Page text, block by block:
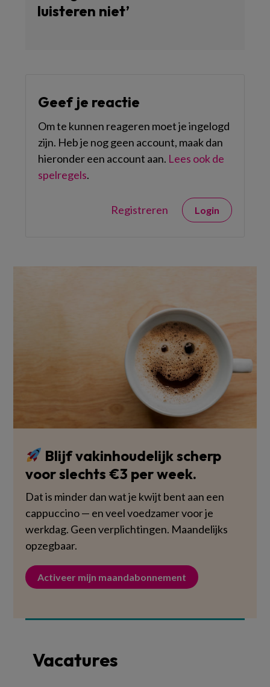
luisteren niet’
Geef je reactie
Om te kunnen reageren moet je ingelogd
zijn. Heb je nog geen account, maak dan
hieronder een account aan. Lees ook de
spelregels.
Registreren Login
Blijf vakinhoudelijk scherp
voor slechts €3 per week.
Dat is minder dan wat je kwijt bent aan een
cappuccino — en veel voedzamer voor je
werkdag. Geen verplichtingen. Maandelijks
opzegbaar.
Activeer mijn maandabonnement
Vacatures